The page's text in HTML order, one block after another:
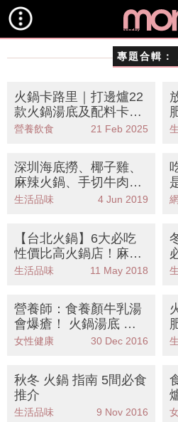
專題合輯：
火鍋卡路里｜打邊爐22
款火鍋湯底及配料卡路
里！附營養師9個健康
營養飲食 21 Feb 2025
深圳海底撈、椰子雞、
麻辣火鍋、手切牛肉火
鍋 | 5 大抵食深圳火鍋
生活品味 4 Jun 2019
【台北火鍋】6大必吃
性價比高火鍋店！麻
辣、酸菜白肉、咖喱、
生活品味 11 May 2018
營養師：食養顏牛乳湯
會爆瘡！ 火鍋湯底 大
比拼
女性健康 30 Dec 2016
秋冬 火鍋 指南 5間必食
推介
生活品味 9 Nov 2016